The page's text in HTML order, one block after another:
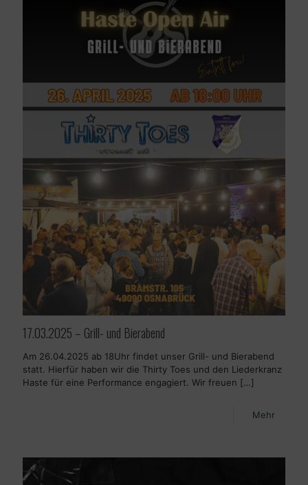
17.03.2025 – Grill- und Bierabend
Am 26.04.2025 ab 18Uhr findet unser Grill- und Bierabend
statt. Hierfür haben wir die Thirty Toes und den Liederkranz
Haste für eine Performance engagiert. Wir freuen […]
Mehr